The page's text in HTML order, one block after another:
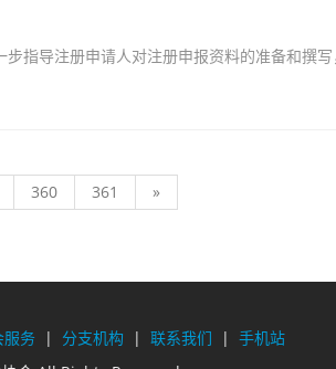
导注册申请人对注册申报资料的准备和撰写
360 361 »
服务 | 分支机构 | 联系我们 | 手机站